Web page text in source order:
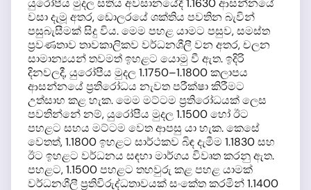
යුරෝපීය මුදල සතිය අවසානයේදී 1.1630 ආසන්නයේ
වසා දැමූ අතර, ඩොලරයේ ශක්තිය පවතින බැවින්
පසුබැසීමක් සිදු විය. මෙම පහළ යාමට පසුව, සමස්ත
ප්‍රවණතාව තාවකාලිකව වර්ධනශීලී වන අතර, චලන
සාමාන්‍යයන් තවමත් ඉහළට යොමු වී ඇත. ඉදිරි
දිනවලදී, යුරෝපීය මුදල 1.1750–1.1800 කලාපය
ආසන්නයේ ප්‍රතිරෝධය නැවත පරීක්ෂා කිරීමට
උත්සාහ කළ හැක. මෙම මට්ටම ප්‍රතිරෝධයක් ලෙස
පවතින්නේ නම්, යුරෝපීය මුදල 1.1500 හෝ ඊට
පහළට සහය මට්ටම වෙත ආපසු යා හැක. කෙසේ
වෙතත්, 1.1800 ඉහළට සාර්ථකව බිඳ දැමීම 1.1830 සහ
ඊට ඉහළට වර්ධනය සඳහා මාර්ගය විවෘත කරනු ඇත.
පහළට, 1.1500 පහළට තහවුරු කළ පහළ යාමක්
වර්ධනශීලී ප්‍රතිවිරුද්ධතාවයක් සංකේත කරමින් 1.1400